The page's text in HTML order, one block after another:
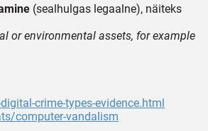
(sealhulgas legaalne), näiteks
or environmental assets, for example
crime-types-evidence.html
computer-vandalism